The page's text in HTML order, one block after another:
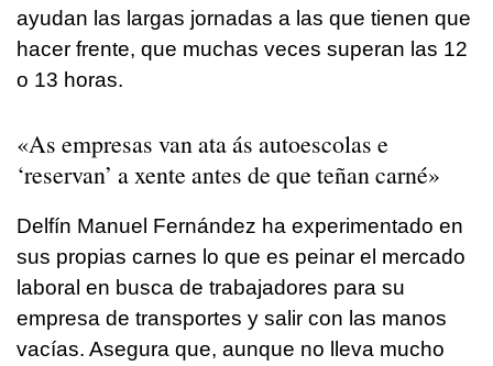
ayudan las largas jornadas a las que tienen que
hacer frente, que muchas veces superan las 12
o 13 horas.
«As empresas van ata ás autoescolas e
‘reservan’ a xente antes de que teñan carné»
Delfín Manuel Fernández ha experimentado en
sus propias carnes lo que es peinar el mercado
laboral en busca de trabajadores para su
empresa de transportes y salir con las manos
vacías. Asegura que, aunque no lleva mucho